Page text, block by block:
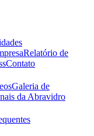
Relatório de
Contato
Galeria de
da Abravidro